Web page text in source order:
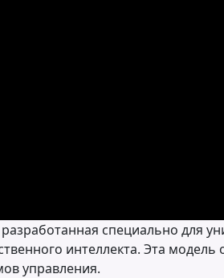
специально для
интеллекта. Эта модель
управления.